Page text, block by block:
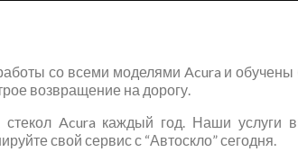
со всеми моделями Acura и обучены
возвращение на дорогу.
Acura каждый год. Наши
свой сервис с “Автоскло” сегодня.